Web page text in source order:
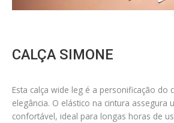
CALÇA SIMONE
Esta calça wide leg é a personificação do
elegância. O elástico na cintura assegura
confortável, ideal para longas horas de